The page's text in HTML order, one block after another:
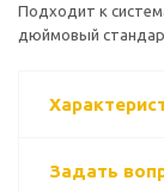
Подходит к
дюймовый
Задать